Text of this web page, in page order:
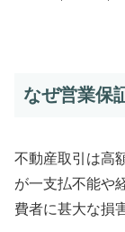
なぜ営業保
不動産取引は高
が一支払不能や
費者に甚大な損